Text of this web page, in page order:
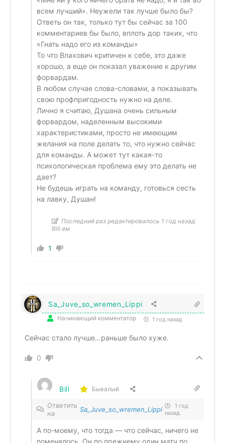
всем лучший». Неужели так лучше было бы?
Ответь он так, только тут бы сейчас за 100
комментариев бы было, вплоть дор таких, что
«Гнать надо его из команды»
То что Влахович критичен к себе, это даже
хорошо, а еще он показал уважение к другим
форвардам.
В любом случае слова-словами, а показывать
свою профпригодность нужно на деле.
Лично я считаю, Душана очень сильным
форвардом, наделенным высокими
характеристиками, просто не имеющим
желания на поле делать то, что нужно сейчас
для команды. А может тут какая-то
психологическая проблема ему это делать не
дает?
Не будешь играть на команду, готовься сесть
на лавку, Душан!
Последний раз редактировалось 1 год назад
Bill ем
1
Sa_Juve_so_wremen_Lippi
Начинающий комментатор 1 год назад
Сейчас стало лучше…раньше было хуже.
0
Bill Бывалый
Ответить
на
Sa_Juve_so_wremen_Lippi
1 год
назад
А по-моему, что тогда — что сейчас, ничего не
поменялось. Он по прежнему один матч по